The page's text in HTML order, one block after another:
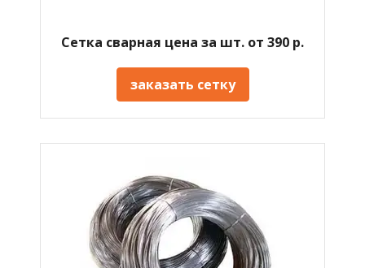
Сетка сварная цена за шт. от 390 р.
заказать сетку